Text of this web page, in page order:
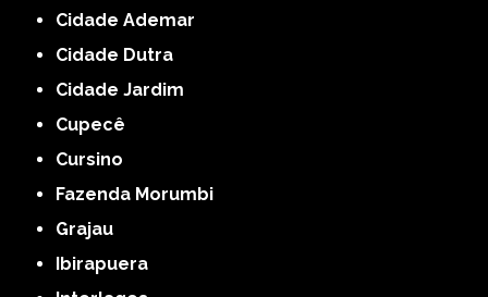
Cidade Ademar
Cidade Dutra
Cidade Jardim
Cupecê
Cursino
Fazenda Morumbi
Grajau
Ibirapuera